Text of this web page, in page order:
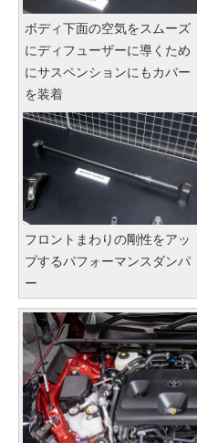
ボディ下面の空気をスムーズ
にディフューザーに導くため
にサスペンションにもカバー
を装着
フロントまわりの剛性をアッ
プするパフォーマンスダンパ
ー